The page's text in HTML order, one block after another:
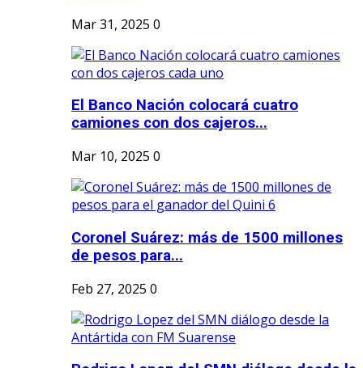
Mar 31, 2025 0
El Banco Nación colocará cuatro
camiones con dos cajeros...
Mar 10, 2025 0
Coronel Suárez: más de 1500 millones
de pesos para...
Feb 27, 2025 0